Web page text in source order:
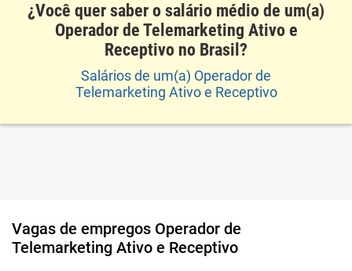
¿Você quer saber o salário médio de um(a)
Operador de Telemarketing Ativo e
Receptivo no Brasil?
Salários de um(a) Operador de
Telemarketing Ativo e Receptivo
Vagas de empregos Operador de
Telemarketing Ativo e Receptivo